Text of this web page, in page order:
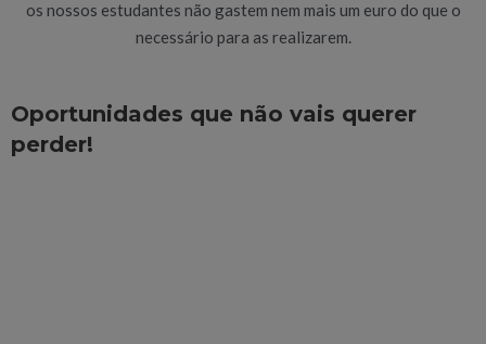
os nossos estudantes não gastem nem mais um euro do que o
necessário para as realizarem.
Oportunidades que não vais querer
perder!